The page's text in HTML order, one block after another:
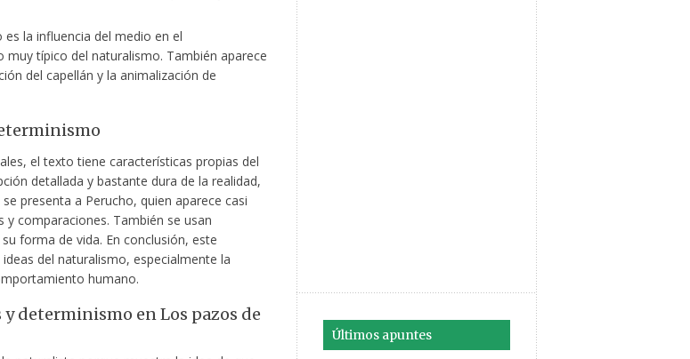
la influencia del medio en el
típico del naturalismo. También aparece
del capellán y la animalización de
el texto tiene características propias del
detallada y bastante dura de la realidad,
presenta a Perucho, quien aparece casi
comparaciones. También se usan
forma de vida. En conclusión, este
del naturalismo, especialmente la
humano.
determinismo en Los pazos de
Últimos apuntes